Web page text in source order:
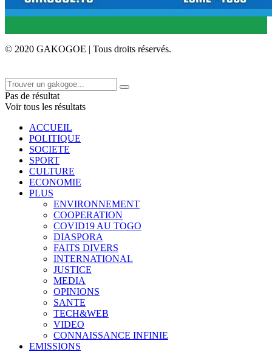
© 2020 GAKOGOE | Tous droits réservés.
Pas de résultat
Voir tous les résultats
ACCUEIL
POLITIQUE
SOCIETE
SPORT
CULTURE
ECONOMIE
PLUS
ENVIRONNEMENT
COOPERATION
COVID19 AU TOGO
DIASPORA
FAITS DIVERS
INTERNATIONAL
JUSTICE
MEDIA
OPINIONS
SANTE
TECH&WEB
VIDEO
CONNAISSANCE INFINIE
EMISSIONS